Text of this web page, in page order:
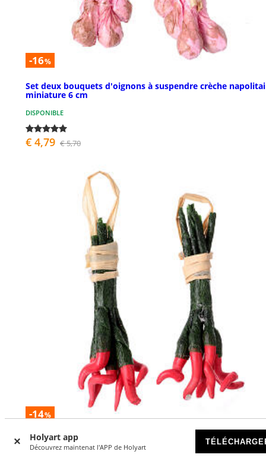
Holyart app
Découvrez maintenat l'APP de Holyart
-16%
Set deux bouquets d'oignons à suspendre crèche
miniature 6 cm
DISPONIBLE
€ 4,79 € 5,70
-14%
Set deux bouquets de piments à suspendre crèche
miniature 6 cm